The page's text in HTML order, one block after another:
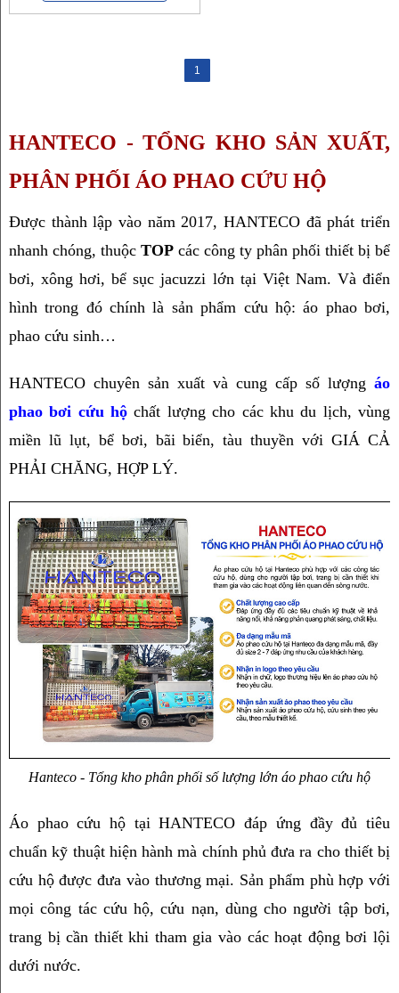
1
HANTECO - TỔNG KHO SẢN XUẤT,
PHÂN PHỐI ÁO PHAO CỨU HỘ
Được thành lập vào năm 2017, HANTECO đã phát triển
nhanh chóng, thuộc TOP các công ty phân phối thiết bị bể
bơi, xông hơi, bể sục jacuzzi lớn tại Việt Nam. Và điển
hình trong đó chính là sản phẩm cứu hộ: áo phao bơi,
phao cứu sinh…
HANTECO chuyên sản xuất và cung cấp số lượng áo
phao bơi cứu hộ chất lượng cho các khu du lịch, vùng
miền lũ lụt, bể bơi, bãi biển, tàu thuyền với GIÁ CẢ
PHẢI CHĂNG, HỢP LÝ.
Hanteco - Tổng kho phân phối số lượng lớn áo phao cứu hộ
Áo phao cứu hộ tại HANTECO đáp ứng đầy đủ tiêu
chuẩn kỹ thuật hiện hành mà chính phủ đưa ra cho thiết bị
cứu hộ được đưa vào thương mại. Sản phẩm phù hợp với
mọi công tác cứu hộ, cứu nạn, dùng cho người tập bơi,
trang bị cần thiết khi tham gia vào các hoạt động bơi lội
dưới nước.